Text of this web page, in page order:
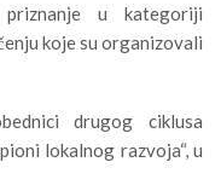
u kategoriji
koje su organizovali
drugog ciklusa
lokalnog razvoja“,u